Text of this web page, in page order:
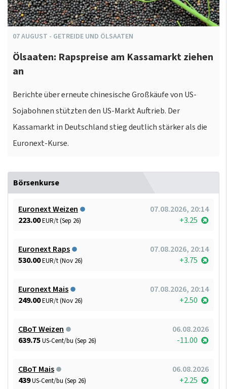
07AUGUST - GETREIDE UND ÖLSAATEN
Ölsaaten: Rapspreise am Kassamarkt ziehen
an
Berichte über erneute chinesische Großkäufe von US-
Sojabohnen stützten den US-Markt Auftrieb. Der
Kassamarkt in Deutschland stieg deutlich stärker als die
Euronext-Kurse.
Börsenkurse
Euronext Weizen
07.08.2026, 20:14
223.00EUR/t (Sep 26) +3.25
Euronext Raps
07.08.2026, 20:14
530.00EUR/t (Nov 26) +3.75
Euronext Mais
07.08.2026, 20:14
249.00EUR/t (Nov 26) +2.50
CBoT Weizen
06.08.2026
639.75US-Cent/bu (Sep 26) -11.00
CBoT Mais
06.08.2026
439US-Cent/bu (Sep 26) +2.25